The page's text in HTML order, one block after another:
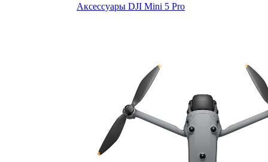
Аксессуары DJI Mini 5 Pro